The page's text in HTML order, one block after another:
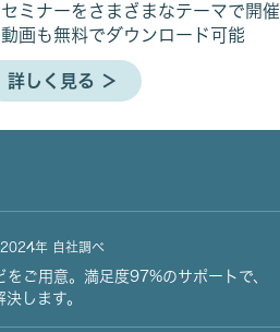
ミナーをさまざまなテーマで開催
画も無料でダウンロード可能
詳しく見る ＞
年 自社調べ
ご用意。満足度97%のサポートで、
します。